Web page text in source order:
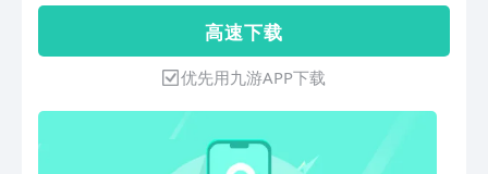
高 速 下 载
优先用九游APP下载